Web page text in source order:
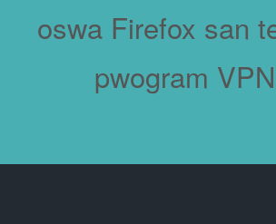
oswa Firefox san
pwogram